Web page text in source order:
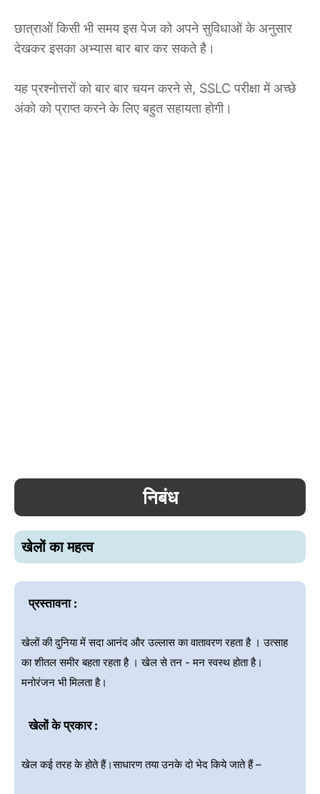
छात्राओं किसी भी समय इस पेज को अपने सुविधाओं के अनुसार
देखकर इसका अभ्यास बार बार कर सकते है।
यह प्रश्नोत्तरों को बार बार चयन करने से, SSLC परीक्षा में अच्छे
अंको को प्राप्त करने के लिए बहुत सहायता होगी।
निबंध
खेलों का महत्व
प्रस्तावना :
खेलों की दुनिया में सदा आनंद और उल्लास का वातावरण रहता है । उत्साह
का शीतल समीर बहता रहता है । खेल से तन - मन स्वस्थ होता है।
मनोरंजन भी मिलता है।
खेलों के प्रकार :
खेल कई तरह के होते हैं।साधारण तया उनके दो भेद किये जाते हैं –